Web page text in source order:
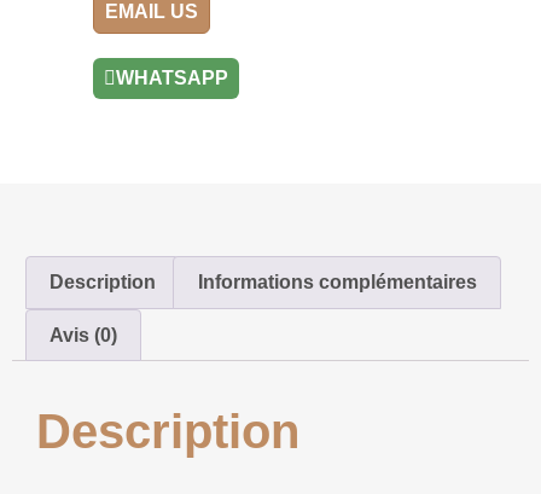
EMAIL US
WHATSAPP
Description Informations complémentaires
Avis (0)
Description